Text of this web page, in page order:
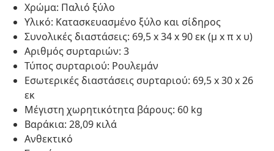
Χρώμα: Παλιό ξύλο
Υλικό: Κατασκευασμένο ξύλο και σίδηρος
Συνολικές διαστάσεις: 69,5 x 34 x 90 εκ (μ x π x υ)
Αριθμός συρταριών: 3
Τύπος συρταριού: Ρουλεμάν
Εσωτερικές διαστάσεις συρταριού: 69,5 x 30 x 26
εκ
Μέγιστη χωρητικότητα βάρους: 60 kg
Βαράκια: 28,09 κιλά
Ανθεκτικό